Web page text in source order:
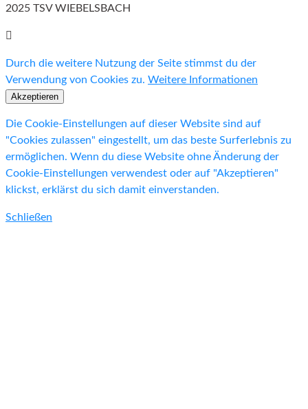
2025 TSV WIEBELSBACH
Durch die weitere Nutzung der Seite stimmst du der
Verwendung von Cookies zu. Weitere Informationen
Akzeptieren
Die Cookie-Einstellungen auf dieser Website sind auf
"Cookies zulassen" eingestellt, um das beste Surferlebnis zu
ermöglichen. Wenn du diese Website ohne Änderung der
Cookie-Einstellungen verwendest oder auf "Akzeptieren"
klickst, erklärst du sich damit einverstanden.
Schließen